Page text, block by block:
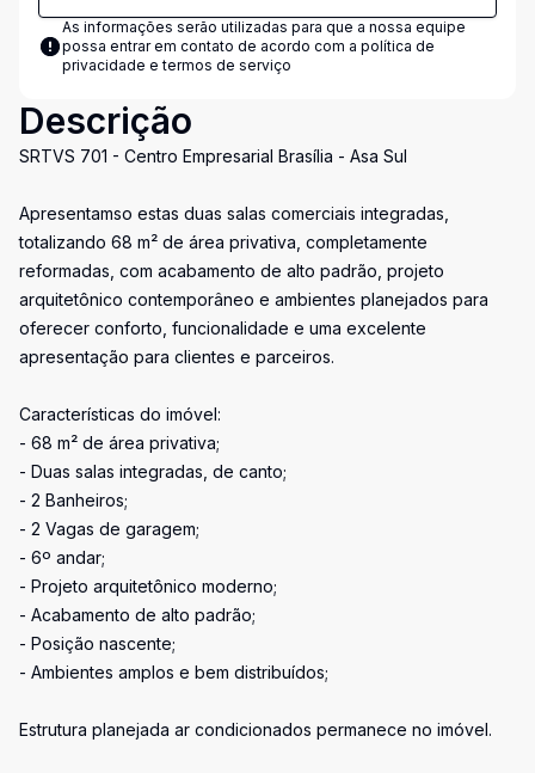
As informações serão utilizadas para que a nossa equipe
possa entrar em contato de acordo com a política de
privacidade e termos de serviço
Descrição
SRTVS 701 - Centro Empresarial Brasília - Asa Sul
Apresentamso estas duas salas comerciais integradas,
totalizando 68 m² de área privativa, completamente
reformadas, com acabamento de alto padrão, projeto
arquitetônico contemporâneo e ambientes planejados para
oferecer conforto, funcionalidade e uma excelente
apresentação para clientes e parceiros.
Características do imóvel:
- 68 m² de área privativa;
- Duas salas integradas, de canto;
- 2 Banheiros;
- 2 Vagas de garagem;
- 6º andar;
- Projeto arquitetônico moderno;
- Acabamento de alto padrão;
- Posição nascente;
- Ambientes amplos e bem distribuídos;
Estrutura planejada ar condicionados permanece no imóvel.